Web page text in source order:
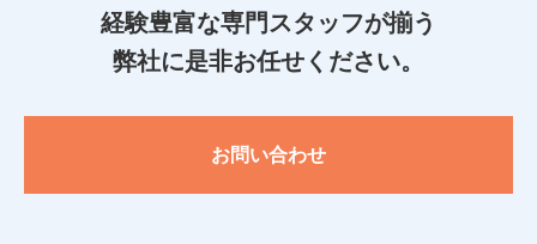
経験豊富な専門スタッフが揃う
弊社に是非お任せください。
お問い合わせ